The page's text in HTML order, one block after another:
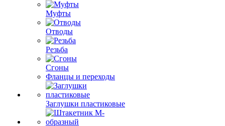
Муфты
Отводы
Резьба
Сгоны
Фланцы и переходы
Заглушки пластиковые